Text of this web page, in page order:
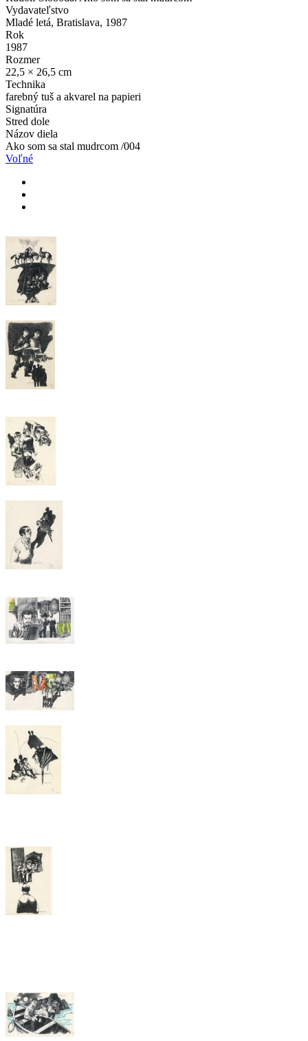
Vydavateľstvo
Mladé letá, Bratislava, 1987
Rok
1987
Rozmer
22,5 × 26,5 cm
Technika
farebný tuš a akvarel na papieri
Signatúra
Stred dole
Názov diela
Ako som sa stal mudrcom /004
Voľné